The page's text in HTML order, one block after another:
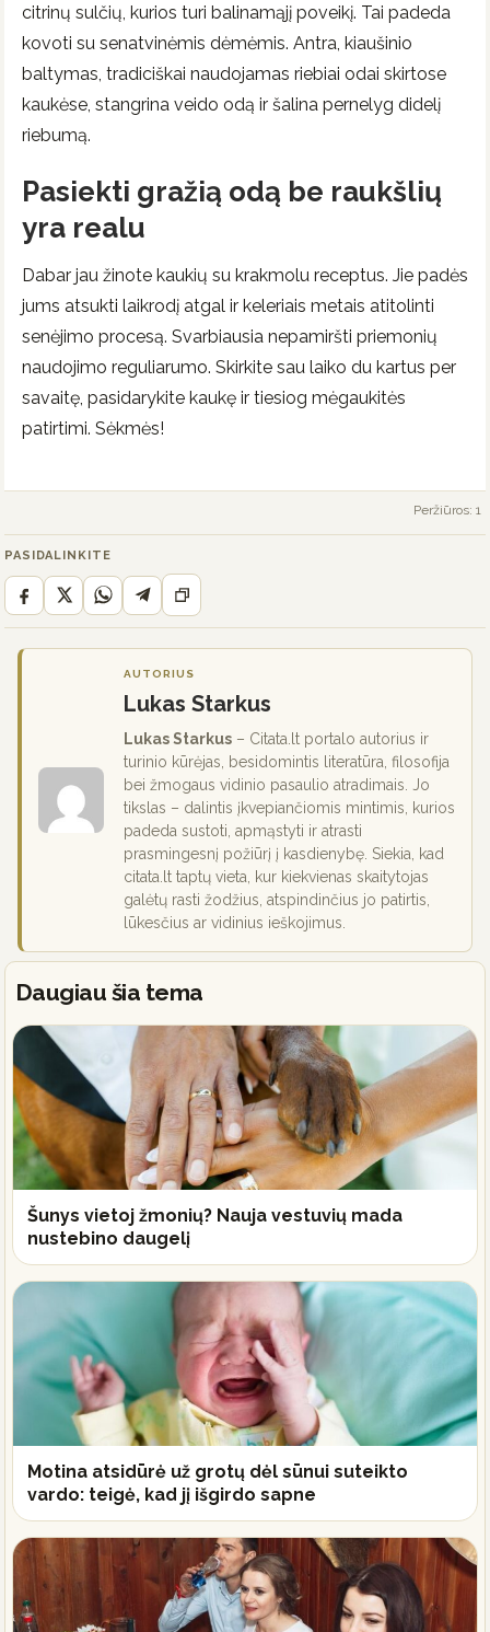
citrinų sulčių, kurios turi balinamąjį poveikį. Tai padeda
kovoti su senatvinėmis dėmėmis. Antra, kiaušinio
baltymas, tradiciškai naudojamas riebiai odai skirtose
kaukėse, stangrina veido odą ir šalina pernelyg didelį
riebumą.
Pasiekti gražią odą be raukšlių
yra realu
Dabar jau žinote kaukių su krakmolu receptus. Jie padės
jums atsukti laikrodį atgal ir keleriais metais atitolinti
senėjimo procesą. Svarbiausia nepamiršti priemonių
naudojimo reguliarumo. Skirkite sau laiko du kartus per
savaitę, pasidarykite kaukę ir tiesiog mėgaukitės
patirtimi. Sėkmės!
Peržiūros: 1
PASIDALINKITE
AUTORIUS
Lukas Starkus
Lukas Starkus – Citata.lt portalo autorius ir
turinio kūrėjas, besidomintis literatūra, filosofija
bei žmogaus vidinio pasaulio atradimais. Jo
tikslas – dalintis įkvepiančiomis mintimis, kurios
padeda sustoti, apmąstyti ir atrasti
prasmingesnį požiūrį į kasdienybę. Siekia, kad
citata.lt taptų vieta, kur kiekvienas skaitytojas
galėtų rasti žodžius, atspindinčius jo patirtis,
lūkesčius ar vidinius ieškojimus.
Daugiau šia tema
Šunys vietoj žmonių? Nauja vestuvių mada
nustebino daugelį
Motina atsidūrė už grotų dėl sūnui suteikto
vardo: teigė, kad jį išgirdo sapne